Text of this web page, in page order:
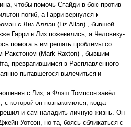
чтобы помочь Спайди в бою против
погиб, а Гарри вернулся к
с Лиз Аллан (Liz Allan) , бывшей
Гарри и Лиз поженились, а Человеку-
помогать им решать проблемы со
Ракстоном (Mark Raxton) , бывшим
превратившимся в Расплавленного
пытавшегося вылечиться и
с Лиз, а Флэш Томпсон завёл
которой он познакомился, когда
и сам наладить личную жизнь. Он
Уотсон, но та, боясь сближаться с